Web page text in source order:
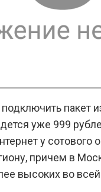
пакет
уже 999
у сотового
причем в
высоких во всей